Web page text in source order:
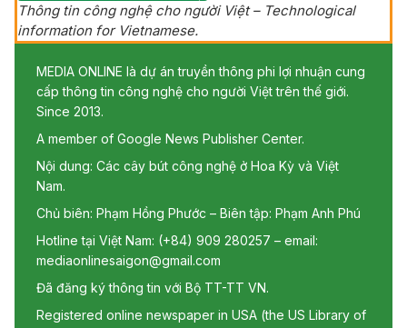
Thông tin công nghệ cho người Việt – Technological
information for Vietnamese.
MEDIA ONLINE là dự án truyền thông phi lợi nhuận cung
cấp thông tin công nghệ cho người Việt trên thế giới.
Since 2013.
A member of Google News Publisher Center.
Nội dung: Các cây bút công nghệ ở Hoa Kỳ và Việt
Nam.
Chủ biên: Phạm Hồng Phước – Biên tập: Phạm Anh Phú
Hotline tại Việt Nam: (+84) 909 280257 – email:
mediaonlinesaigon@gmail.com
Đã đăng ký thông tin với Bộ TT-TT VN.
Registered online newspaper in USA (the US Library of